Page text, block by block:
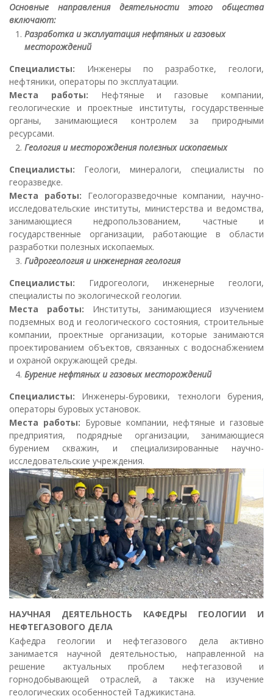
Основные направления деятельности этого общества
включают:
Разработка и эксплуатация нефтяных и газовых
месторождений
Специалисты: Инженеры по разработке, геологи,
нефтяники, операторы по эксплуатации.
Места работы: Нефтяные и газовые компании,
геологические и проектные институты, государственные
органы, занимающиеся контролем за природными
ресурсами.
Геология и месторождения полезных ископаемых
Специалисты: Геологи, минералоги, специалисты по
георазведке.
Места работы: Геологоразведочные компании, научно-
исследовательские институты, министерства и ведомства,
занимающиеся недропользованием, частные и
государственные организации, работающие в области
разработки полезных ископаемых.
Гидрогеология и инженерная геология
Специалисты: Гидрогеологи, инженерные геологи,
специалисты по экологической геологии.
Места работы: Институты, занимающиеся изучением
подземных вод и геологического состояния, строительные
компании, проектные организации, которые занимаются
проектированием объектов, связанных с водоснабжением
и охраной окружающей среды.
Бурение нефтяных и газовых месторождений
Специалисты: Инженеры-буровики, технологи бурения,
операторы буровых установок.
Места работы: Буровые компании, нефтяные и газовые
предприятия, подрядные организации, занимающиеся
бурением скважин, и специализированные научно-
исследовательские учреждения.
НАУЧНАЯ ДЕЯТЕЛЬНОСТЬ КАФЕДРЫ ГЕОЛОГИИ И
НЕФТЕГАЗОВОГО ДЕЛА
Кафедра геологии и нефтегазового дела активно
занимается научной деятельностью, направленной на
решение актуальных проблем нефтегазовой и
горнодобывающей отраслей, а также на изучение
геологических особенностей Таджикистана.